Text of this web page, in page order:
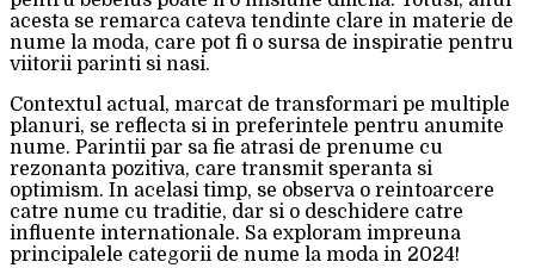
acesta se remarca cateva tendinte clare in materie de
nume la moda, care pot fi o sursa de inspiratie pentru
viitorii parinti si nasi.
Contextul actual, marcat de transformari pe multiple
planuri, se reflecta si in preferintele pentru anumite
nume. Parintii par sa fie atrasi de prenume cu
rezonanta pozitiva, care transmit speranta si
optimism. In acelasi timp, se observa o reintoarcere
catre nume cu traditie, dar si o deschidere catre
influente internationale. Sa exploram impreuna
principalele categorii de nume la moda in 2024!